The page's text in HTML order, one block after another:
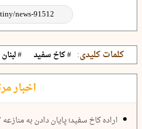
کلمات کلیدی: # کاخ سفید # لبنان
اخبار
اراده کاخ سفید؛ پایان دادن به منازعه 47 ساله با تهران است